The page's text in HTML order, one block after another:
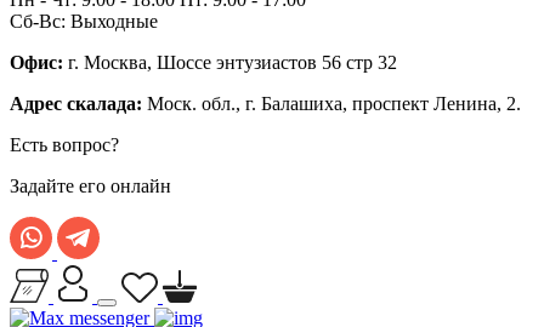
Сб-Вс: Выходные
Офис: г. Москва, Шоссе энтузиастов 56 стр 32
Адрес скалада: Моск. обл., г. Балашиха, проспект Ленина, 2.
Есть вопрос?
Задайте его онлайн